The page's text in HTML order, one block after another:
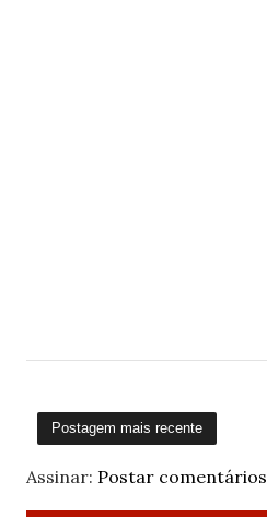
Postagem mais recente
Assinar: Postar